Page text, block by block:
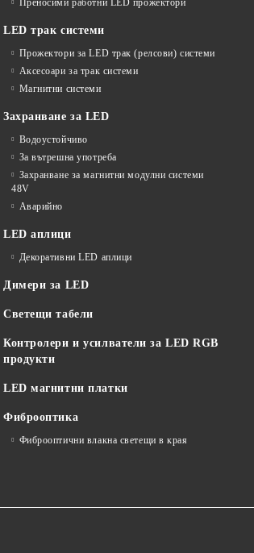
Преносими работни LED прожектори
LED трак системи
Прожектори за LED трак (релсови) системи
Аксесоари за трак системи
Магнитни системи
Захранване за LED
Водоустойчиво
За вътрешна употреба
Захранване за магнитни модулни системи
48V
Аварийно
LED аплици
Декоративни LED аплици
Димери за LED
Светещи табели
Контролери и усилватели за LED RGB
продукти
LED магнитни платки
Фиброоптика
Фиброоптични влакна светещи в края